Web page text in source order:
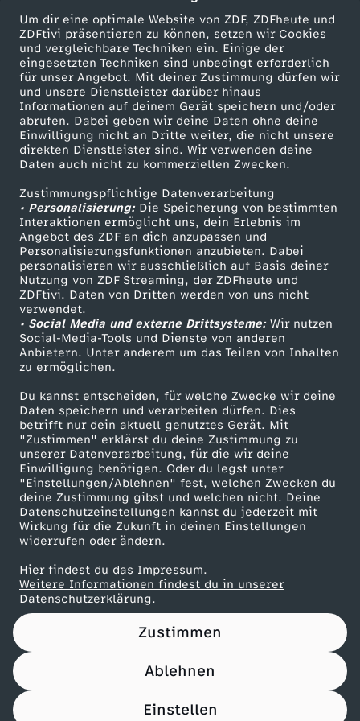
Um dir eine optimale Website von ZDF, ZDFheute und
ZDFtivi präsentieren zu können, setzen wir Cookies
und vergleichbare Techniken ein. Einige der
eingesetzten Techniken sind unbedingt erforderlich
für unser Angebot. Mit deiner Zustimmung dürfen wir
und unsere Dienstleister darüber hinaus
Informationen auf deinem Gerät speichern und/oder
abrufen. Dabei geben wir deine Daten ohne deine
Einwilligung nicht an Dritte weiter, die nicht unsere
direkten Dienstleister sind. Wir verwenden deine
Daten auch nicht zu kommerziellen Zwecken.
Zustimmungspflichtige Datenverarbeitung
• Personalisierung:Die Speicherung von bestimmten
Interaktionen ermöglicht uns, dein Erlebnis im
Angebot des ZDF an dich anzupassen und
Personalisierungsfunktionen anzubieten. Dabei
personalisieren wir ausschließlich auf Basis deiner
Nutzung von ZDF Streaming, der ZDFheute und
ZDFtivi. Daten von Dritten werden von uns nicht
verwendet.
• Social Media und externe Drittsysteme:Wir nutzen
Social-Media-Tools und Dienste von anderen
Anbietern. Unter anderem um das Teilen von Inhalten
zu ermöglichen.
Du kannst entscheiden, für welche Zwecke wir deine
Daten speichern und verarbeiten dürfen. Dies
betrifft nur dein aktuell genutztes Gerät. Mit
"Zustimmen" erklärst du deine Zustimmung zu
unserer Datenverarbeitung, für die wir deine
Einwilligung benötigen. Oder du legst unter
"Einstellungen/Ablehnen" fest, welchen Zwecken du
deine Zustimmung gibst und welchen nicht. Deine
Datenschutzeinstellungen kannst du jederzeit mit
Wirkung für die Zukunft in deinen Einstellungen
widerrufen oder ändern.
Hier findest du das Impressum.
Weitere Informationen findest du in unserer
Datenschutzerklärung.
Zustimmen
Ablehnen
Einstellen
Filtern
Mehr ZDF
ZDF-Apps
Smart TV
ZDFtext
Livestreams
Sendungen A-Z
TV-Programm
Service
ZDFmitreden
Kontakt zum ZDF
Tickets
Zuschauerservice
Hilfe
ZDF Unternehmen
Karriere
ZDF goes Schule
Werbefernsehen
Mainzelmännchen
Partner
Nutzungsbedingungen
Impressum